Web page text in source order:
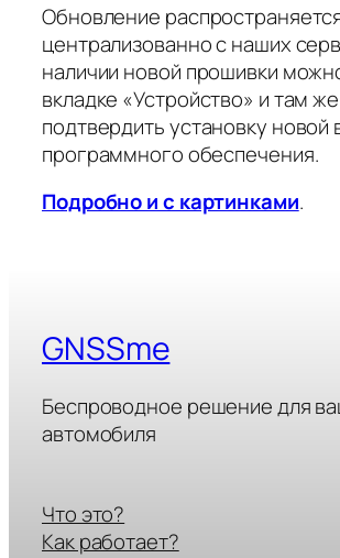
Обновление
централизованно с наших
наличии новой прошивки
вкладке «Устройство» и там же
подтвердить установку новой
программного обеспечения.
Подробно и с картинками.
GNSSme
Беспроводное решение для
автомобиля
Что это?
Как работает?